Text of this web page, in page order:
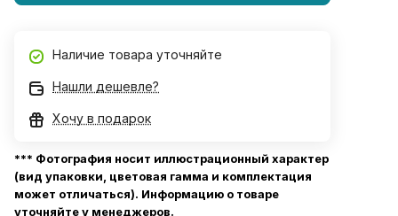
Наличие товара уточняйте
Нашли дешевле?
Хочу в подарок
*** Фотография носит иллюстрационный характер
(вид упаковки, цветовая гамма и комплектация
может отличаться). Информацию о товаре
уточняйте у менеджеров.